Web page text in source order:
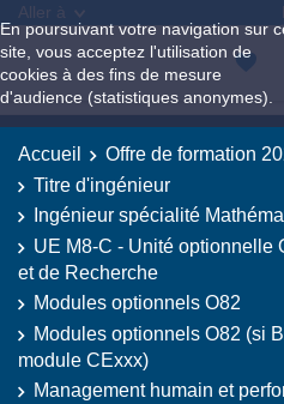
En poursuivant votre navigation sur
site, vous acceptez l'utilisation de
cookies à des fins de mesure
d'audience (statistiques anonymes).
Aller à
Accueil
Offre de formation
Titre d'ingénieur
Ingénieur spécialité
UE M8-C - Unité optionnelle
et de Recherche
Modules optionnels O82
Modules optionnels O82 (si
module CExxx)
Management humain et